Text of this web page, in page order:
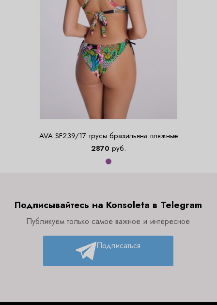
AVA SF239/17 трусы бразильяна пляжные
2870 руб.
Подписывайтесь на Konsoleta в Telegram
Публикуем только самое важное и интересное
Подписаться